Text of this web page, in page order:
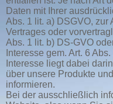
Daten mit Ihrer
Abs. 1 lit. a) DSGVO,
Vertrages oder
Abs. 1 lit. b) DS-GVO
Interesse gem. Art. 6
Interesse liegt dabei
über unsere Produkte
informieren.
Bei der ausschließlich